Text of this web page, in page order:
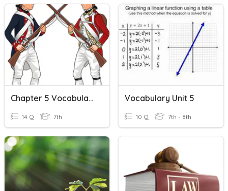
Chapter 5 Vocabulary
14 Q 7th
Vocabulary Unit 5
10 Q 7th - 8th